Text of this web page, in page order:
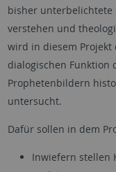
bisher unterbelichtete
verstehen und
wird in diesem Projekt
dialogischen Funktion
Prophetenbildern
untersucht.
Dafür sollen in dem
Inwiefern stellen